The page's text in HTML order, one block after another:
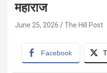
महाराज
June 25, 2026 The Hill Post
Facebook